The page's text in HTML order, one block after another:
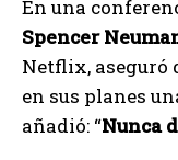
En una
Spencer
Netflix, aseguró
en sus planes
añadió: “Nunca